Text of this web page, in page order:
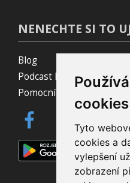
cookies
Tyto
cookies a
vylepšení
zobrazení
NENECHTE SI TO
Blog
Podcast Pijavice
Pomocník do prohlížeče